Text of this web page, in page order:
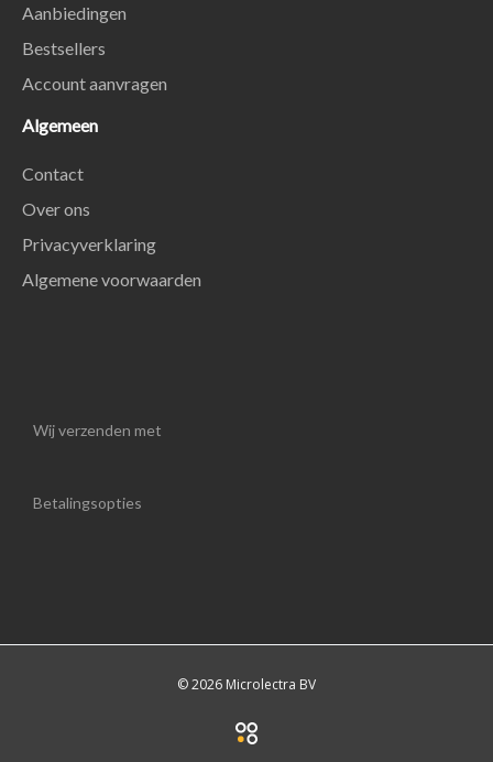
Aanbiedingen
Bestsellers
Account aanvragen
Algemeen
Contact
Over ons
Privacyverklaring
Algemene voorwaarden
Wij verzenden met
Betalingsopties
© 2026 Microlectra BV